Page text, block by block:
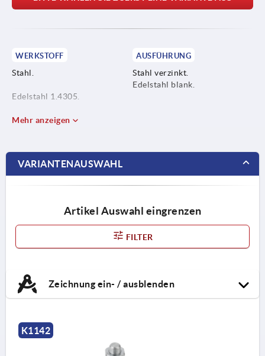
WERKSTOFF
Stahl.
Edelstahl 1.4305.
Edelstahl A4 1.4401.
AUSFÜHRUNG
Stahl verzinkt.
Edelstahl blank.
Mehr anzeigen
VARIANTENAUSWAHL
Artikel Auswahl eingrenzen
FILTER
Zeichnung ein- / ausblenden
K1142